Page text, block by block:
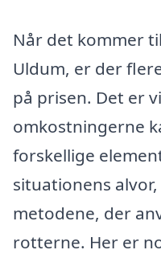
Når det kommer
Uldum, er der
på prisen. Det er
omkostningerne
forskellige
situationens
metodene, der
rotterne. Her er